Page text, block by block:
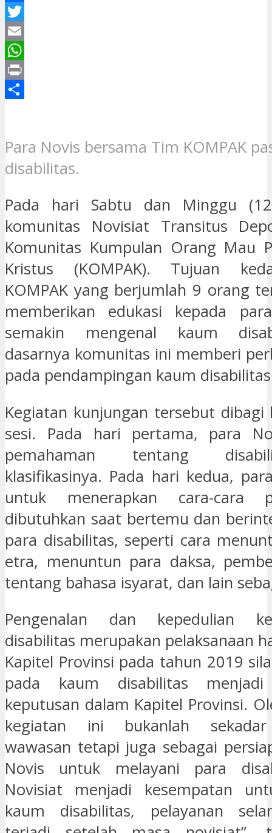
Facebook
Twitter
Email
WhatsApp
Print
Para Novis bersama Tim KOMPAK
disabilitas.
Pada hari Sabtu dan Minggu
komunitas Novisiat Transitus
Komunitas Kumpulan Orang Mau
Kristus (KOMPAK). Tujuan
KOMPAK yang berjumlah 9 orang
memberikan edukasi kepada
semakin mengenal kaum
dasarnya komunitas ini memberi
pada pendampingan kaum
Kegiatan kunjungan tersebut dibagi
sesi. Pada hari pertama, para
pemahaman tentang
klasifikasinya. Pada hari kedua,
untuk menerapkan cara-cara
dibutuhkan saat bertemu dan
para disabilitas, seperti cara
etra, menuntun para daksa,
tentang bahasa isyarat, dan lain
Pengenalan dan kepedulian
disabilitas merupakan pelaksanaan
Kapitel Provinsi pada tahun 2019
pada kaum disabilitas
keputusan dalam Kapitel Provinsi.
kegiatan ini bukanlah sekadar
wawasan tetapi juga sebagai
Novis untuk melayani para
Novisiat menjadi kesempatan
kaum disabilitas, pelayanan